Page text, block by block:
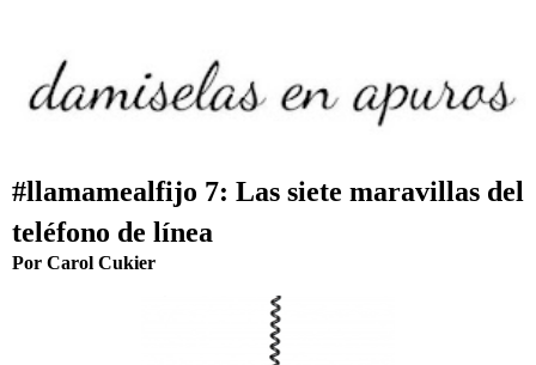
#llamamealfijo 7: Las siete maravillas del
teléfono de línea
Por Carol Cukier